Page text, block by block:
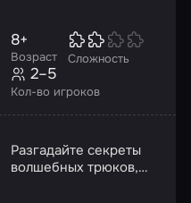
Возраст
8+
Сложность
Кол-во игроков
2–5
Разгадайте секреты
волшебных трюков,